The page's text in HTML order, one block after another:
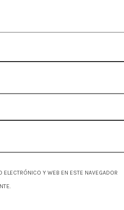
ELECTRÓNICO Y WEB EN ESTE NAVEGADOR